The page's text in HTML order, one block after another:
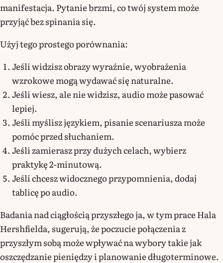
manifestacja. Pytanie brzmi, co twój system może
przyjąć bez spinania się.
Użyj tego prostego porównania:
Jeśli widzisz obrazy wyraźnie, wyobrażenia
wzrokowe mogą wydawać się naturalne.
Jeśli wiesz, ale nie widzisz, audio może pasować
lepiej.
Jeśli myślisz językiem, pisanie scenariusza może
pomóc przed słuchaniem.
Jeśli zamierasz przy dużych celach, wybierz
praktykę 2-minutową.
Jeśli chcesz widocznego przypomnienia, dodaj
tablicę po audio.
Badania nad ciągłością przyszłego ja, w tym prace Hala
Hershfielda, sugerują, że poczucie połączenia z
przyszłym sobą może wpływać na wybory takie jak
oszczędzanie pieniędzy i planowanie długoterminowe.